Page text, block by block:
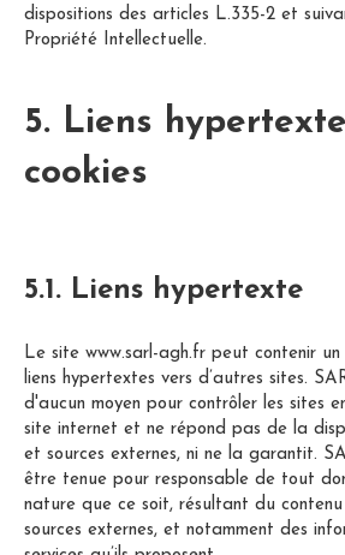
dispositions des articles L.335-2 et
Propriété Intellectuelle.
5. Liens
cookies
5.1. Liens hypertexte
Le site www.sarl-agh.fr peut contenir
liens hypertextes vers d’autres sites.
d'aucun moyen pour contrôler les sites
site internet et ne répond pas de la
et sources externes, ni ne la garantit.
être tenue pour responsable de tout
nature que ce soit, résultant du
sources externes, et notamment des